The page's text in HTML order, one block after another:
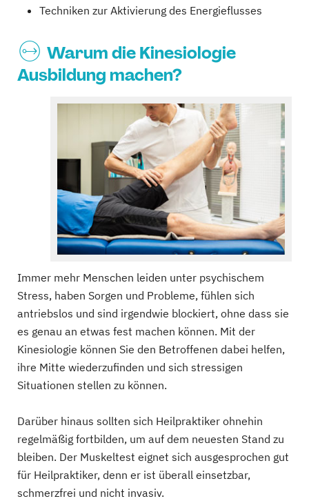
Techniken zur Aktivierung des Energieflusses
Warum die Kinesiologie
Ausbildung machen?
Immer mehr Menschen leiden unter psychischem
Stress, haben Sorgen und Probleme, fühlen sich
antriebslos und sind irgendwie blockiert, ohne dass sie
es genau an etwas fest machen können. Mit der
Kinesiologie können Sie den Betroffenen dabei helfen,
ihre Mitte wiederzufinden und sich stressigen
Situationen stellen zu können.
Darüber hinaus sollten sich Heilpraktiker ohnehin
regelmäßig fortbilden, um auf dem neuesten Stand zu
bleiben. Der Muskeltest eignet sich ausgesprochen gut
für Heilpraktiker, denn er ist überall einsetzbar,
schmerzfrei und nicht invasiv.